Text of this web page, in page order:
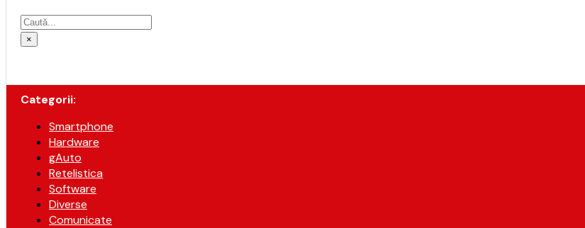
Caută
×
Categorii:
Smartphone
Hardware
gAuto
Retelistica
Software
Diverse
Comunicate